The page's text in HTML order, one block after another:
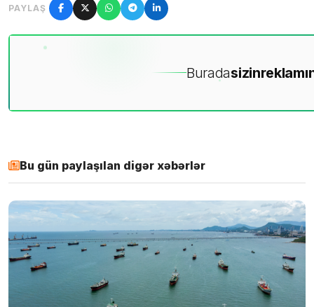
PAYLAŞ
Buradasizin
Bu gün paylaşılan digər xəbərlər